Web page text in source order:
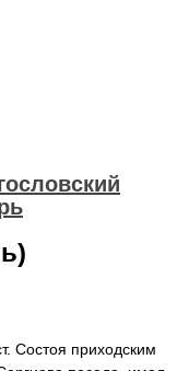
Состоя приходским